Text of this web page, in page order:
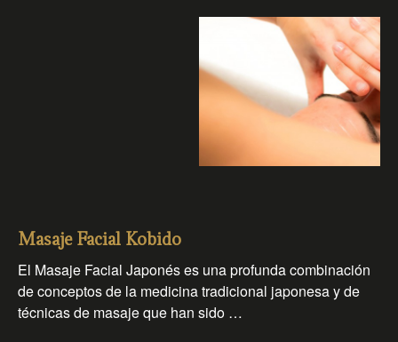
Masaje Facial Kobido
El Masaje Facial Japonés es una profunda combinación
de conceptos de la medicina tradicional japonesa y de
técnicas de masaje que han sido …